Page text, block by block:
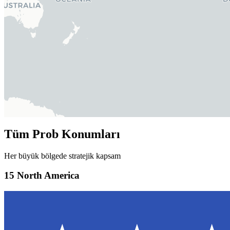
Tüm Prob Konumları
Her büyük bölgede stratejik kapsam
15 North America